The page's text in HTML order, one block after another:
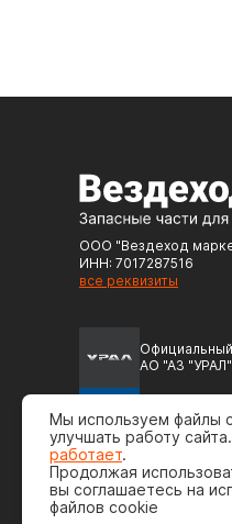
ООО "Вездеход
ИНН: 7017287516
все реквизиты
АО "АЗ "УРАЛ"
ПАО
Мы используем файлы
улучшать работу сайта.
работает.
Продолжая
вы соглашаетесь на
файлов cookie